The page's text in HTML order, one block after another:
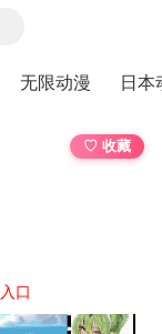
无限动漫 日本
♡ 收藏
口